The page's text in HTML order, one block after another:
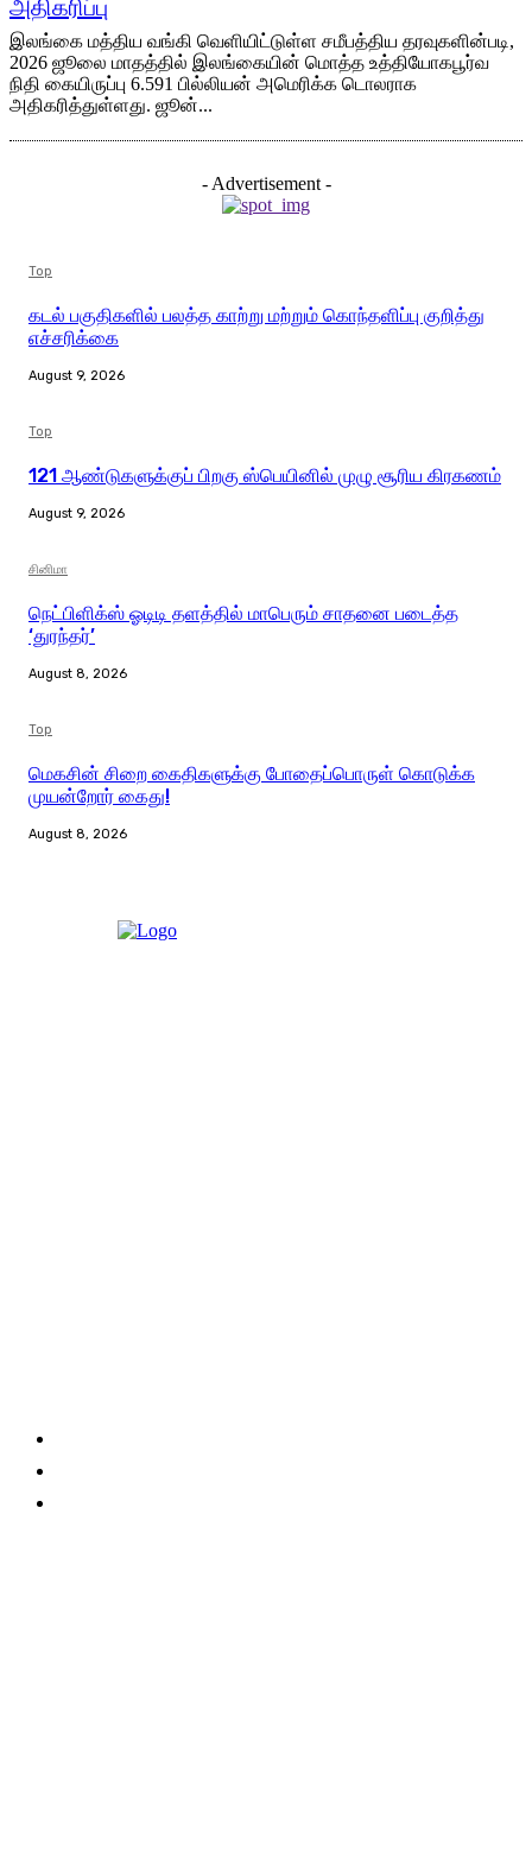
அதிகரிப்பு
இலங்கை மத்திய வங்கி வெளியிட்டுள்ள சமீபத்திய தரவுகளின்படி,
2026 ஜூலை மாதத்தில் இலங்கையின் மொத்த உத்தியோகபூர்வ
நிதி கையிருப்பு 6.591 பில்லியன் அமெரிக்க டொலராக
அதிகரித்துள்ளது. ஜூன்...
- Advertisement -
Top
கடல் பகுதிகளில் பலத்த காற்று மற்றும் கொந்தளிப்பு குறித்து
எச்சரிக்கை
August 9, 2026
Top
121 ஆண்டுகளுக்குப் பிறகு ஸ்பெயினில் முழு சூரிய கிரகணம்
August 9, 2026
சினிமா
நெட்பிளிக்ஸ் ஓடிடி தளத்தில் மாபெரும் சாதனை படைத்த
‘துரந்தர்’
August 8, 2026
Top
மெகசின் சிறை கைதிகளுக்கு போதைப்பொருள் கொடுக்க
முயன்றோர் கைது!
August 8, 2026